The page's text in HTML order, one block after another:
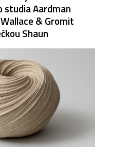
studia Aardman
& Gromit
Shaun